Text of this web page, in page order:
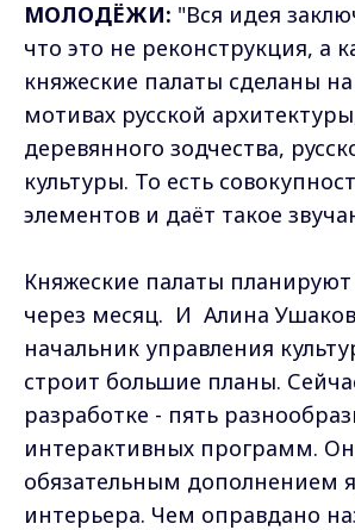
МОЛОДЁЖИ: "Вся идея
что это не реконструкция, а
княжеские палаты сделаны
мотивах русской
деревянного зодчества,
культуры. То есть
элементов и даёт такое
Княжеские палаты
через месяц. И Алина
начальник управления
строит большие планы.
разработке - пять
интерактивных программ.
обязательным дополнением
интерьера. Чем оправдано